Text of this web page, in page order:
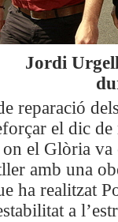
Jordi
reparació
el dic de
on el Glòria
amb una
ha realitzat
a